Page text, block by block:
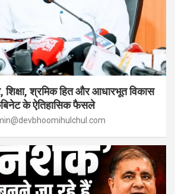
शिक्षा, श्रमिक हित और आधारभूत विकास
के ऐतिहासिक फैसले